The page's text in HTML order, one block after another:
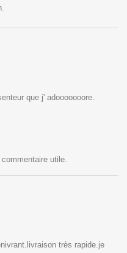
que j' adooooooore.
utile.
très rapide.je